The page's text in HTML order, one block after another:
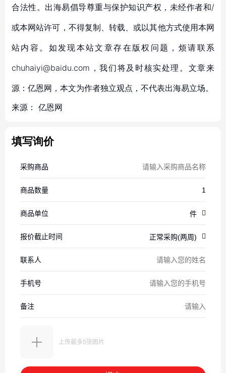
合法性。出海易倡导尊重与保护知识产权，未经作者和/
或本网站许可，不得复制、转载、或以其他方式使用本网
站内容。如发现本站文章存在版权问题，烦请联系
chuhaiyi@baidu.com，我们将及时核实处理。文章来
源：亿恩网，本文为作者独立观点，不代表出海易立场。
来源： 亿恩网
填写询价